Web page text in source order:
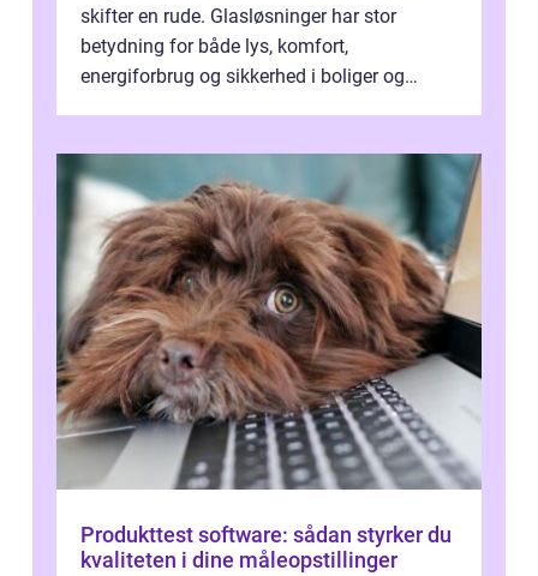
skifter en rude. Glasløsninger har stor
betydning for både lys, komfort,
energiforbrug og sikkerhed i boliger og
Produkttest software: sådan styrker du
kvaliteten i dine måleopstillinger